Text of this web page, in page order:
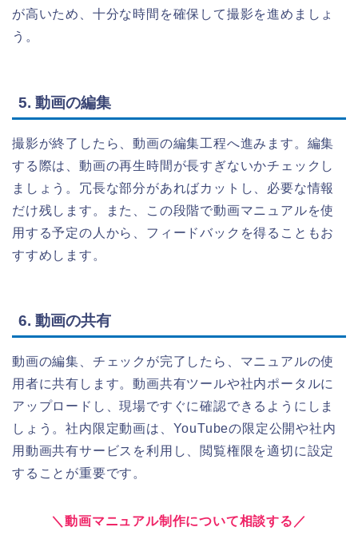
が高いため、十分な時間を確保して撮影を進めましょ
う。
5. 動画の編集
撮影が終了したら、動画の編集工程へ進みます。編集
する際は、動画の再生時間が長すぎないかチェックし
ましょう。冗長な部分があればカットし、必要な情報
だけ残します。また、この段階で動画マニュアルを使
用する予定の人から、フィードバックを得ることもお
すすめします。
6. 動画の共有
動画の編集、チェックが完了したら、マニュアルの使
用者に共有します。動画共有ツールや社内ポータルに
アップロードし、現場ですぐに確認できるようにしま
しょう。社内限定動画は、YouTubeの限定公開や社内
用動画共有サービスを利用し、閲覧権限を適切に設定
することが重要です。
＼動画マニュアル制作について相談する／